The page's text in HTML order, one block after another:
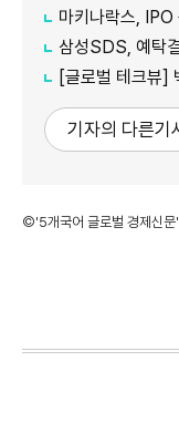
마키나락스, IPO
삼성SDS, 예탁
[글로벌 테크뷰] 빅테크
기자의 다른기
©'5개국어 글로벌 경제신문'